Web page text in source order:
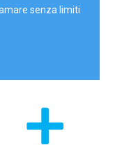
senza limiti